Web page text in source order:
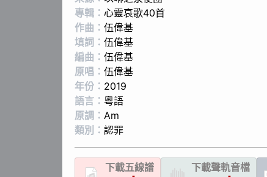
專輯： 心靈哀歌40首
作曲： 伍偉基
填詞： 伍偉基
編曲： 伍偉基
原唱： 伍偉基
年份： 2019
語言： 粵語
原調： Am
類別： 認罪
下載五線譜
下載聲軌音檔